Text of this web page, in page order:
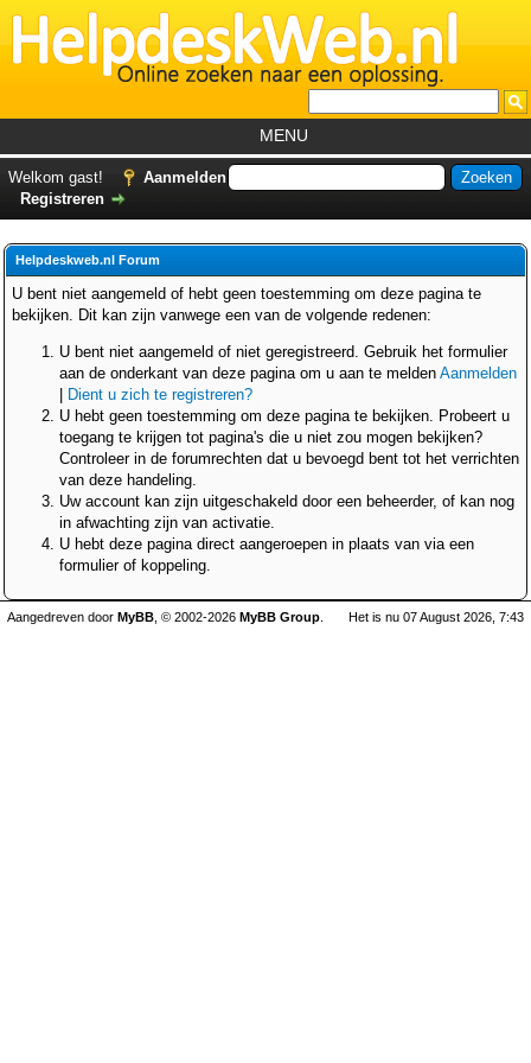
MENU
Helpdesks
Forum
Welkom gast!
Aanmelden
Registreren
Helpdeskweb.nl Forum
U bent niet aangemeld of hebt geen toestemming om deze pagina te
bekijken. Dit kan zijn vanwege een van de volgende redenen:
U bent niet aangemeld of niet geregistreerd. Gebruik het formulier
aan de onderkant van deze pagina om u aan te melden Aanmelden
Dient u zich te registreren?
U hebt geen toestemming om deze pagina te bekijken. Probeert u
toegang te krijgen tot pagina's die u niet zou mogen bekijken?
Controleer in de forumrechten dat u bevoegd bent tot het verrichten
van deze handeling.
Uw account kan zijn uitgeschakeld door een beheerder, of kan nog
in afwachting zijn van activatie.
U hebt deze pagina direct aangeroepen in plaats van via een
formulier of koppeling.
Het is nu 07 August 2026, 7:43
Aangedreven door MyBB , © 2002-2026 MyBB Group